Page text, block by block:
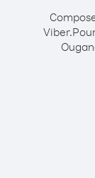
Viber.